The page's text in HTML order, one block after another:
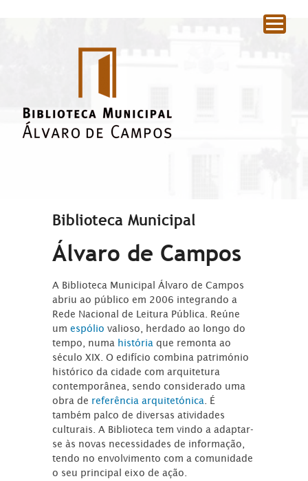
Biblioteca Municipal
Álvaro de Campos
A Biblioteca Municipal Álvaro de Campos
abriu ao público em 2006 integrando a
Rede Nacional de Leitura Pública. Reúne
umespóliovalioso, herdado ao longo do
tempo, numa história que remonta ao
século XIX. O edifício combina património
histórico da cidade com arquitetura
contemporânea, sendo considerado uma
obra de referência arquitetónica . É
também palco de diversas atividades
culturais. A Biblioteca tem vindo a adaptar-
se às novas necessidades de informação,
tendo no envolvimento com a comunidade
o seu principal eixo de ação.